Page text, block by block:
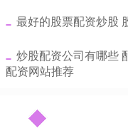
最好的股票配资炒股
炒股配资公司有哪些
配资网站推荐